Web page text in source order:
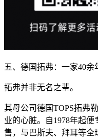
五、德国拓弗：一家40
拓弗并非无名之辈。
其母公司德国TOPS拓弗
业的心脏。自1978年起
售，与巴斯夫、拜耳等全